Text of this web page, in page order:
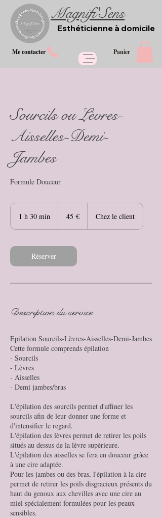
Magnifi'Sens
Esthéticienne à domicile
Panier
Me contacter
Sourcils ou Lèvres-
Aisselles-Demi-
Jambes
Formule Douceur
1 h 30 min
m
i
n
45 € Chez le client
Réserver
Description du service
Epilation Sourcils-Lèvres-Aisselles-Demi-Jambes
Cette formule comprends épilation
- Sourcils
- Lèvres
- Aisselles
- Demi jambes/bras
L'épilation des sourcils permet d'affiner les
sourcils afin de leur donner une forme et
d'intensifier le regard.
L'épilation des lèvres permet de retirer les poils
situés au dessus de la lèvre supérieure.
L'épilation des aisselles se fera en douceur grâce
à une cire adaptée.
Pour les jambes ou des bras, l'épilation à la cire
permet de retirer les poils disgracieux présents du
haut du genoux aux chevilles avec une cire au
miel spécialement formulées pour les peaux
sensibles.